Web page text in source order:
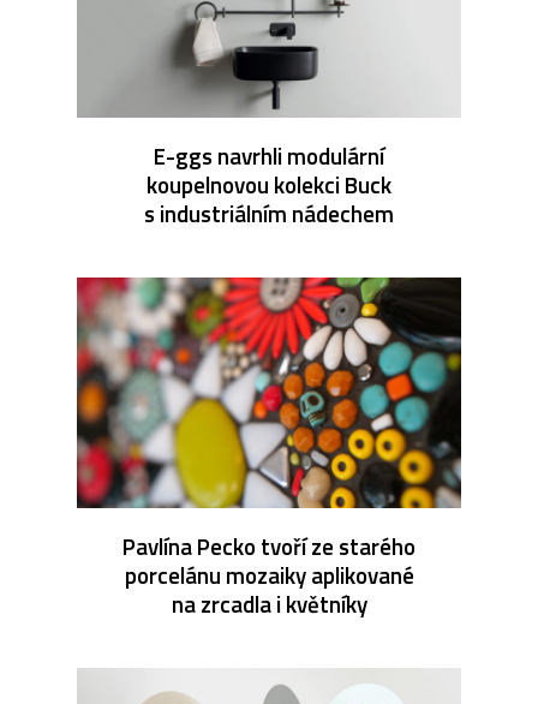
E-ggs navrhli modulární
koupelnovou kolekci Buck
s industriálním nádechem
Pavlína Pecko tvoří ze starého
porcelánu mozaiky aplikované
na zrcadla i květníky